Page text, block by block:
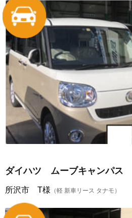
ダイハツ ムーブキャンパス
所沢市 T様 （軽 新車リース タナモ）